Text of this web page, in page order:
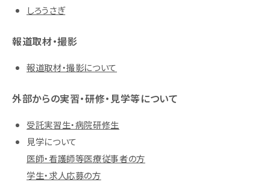
しろうさぎ
報道取材・撮影
報道取材・撮影について
外部からの実習・研修・見学等について
受託実習生・病院研修生
見学について
医師・看護師等医療従事者の方
学生・求人応募の方